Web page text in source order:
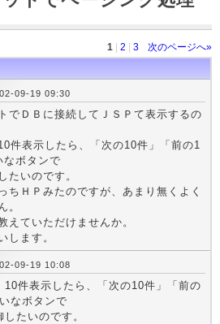
1 2 3 次のページへ»
09-19 09:30
でＤＢに接続してＪＳＰて表示するの
件表示したら、「次の10件」「前の1
なボタンで
たいのです。
ちＨＰみたのですが、あまり無くよく
。
えていただけませんか。
します。
09-19 10:08
10件表示したら、「次の10件」「前の
なボタンで
たいのです。